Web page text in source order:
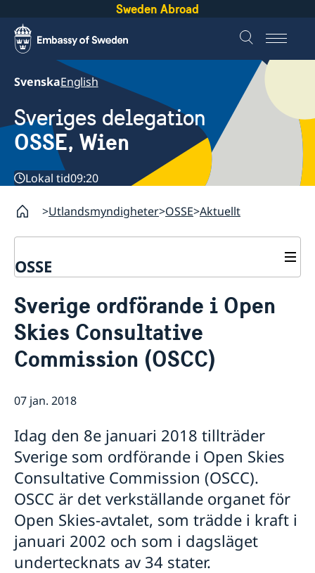
Sweden Abroad
SvenskaEnglish
Sveriges delegation
OSSE, Wien
Lokal tid09:20
Utlandsmyndigheter OSSE Aktuellt
OSSE
Om oss
Praktiktjänstgöring vid delegationen
Dataskyddspolicy (GDPR)
Aktuellt
Sverige & OSSE
Sverige och arbetet i OSSE
Valövervakning
Sverige ordförande i Open
Skies Consultative
Commission (OSCC)
07 jan. 2018
Idag den 8e januari 2018 tillträder
Sverige som ordförande i Open Skies
Consultative Commission (OSCC).
OSCC är det verkställande organet för
Open Skies-avtalet, som trädde i kraft i
januari 2002 och som i dagsläget
undertecknats av 34 stater.